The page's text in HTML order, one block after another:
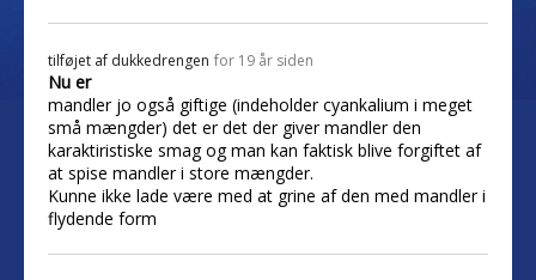
tilføjet af dukkedrengen for 19 år siden
Nu er
mandler jo også giftige (indeholder cyankalium i meget
små mængder) det er det der giver mandler den
karaktiristiske smag og man kan faktisk blive forgiftet af
at spise mandler i store mængder.
Kunne ikke lade være med at grine af den med mandler i
flydende form